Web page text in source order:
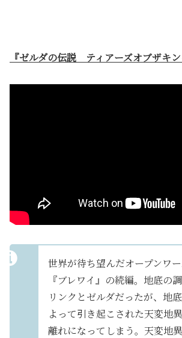
『ゼルダの伝説 ティアーズオブザキン
世界が待ち望んだオープンワー
『ブレワイ』の続編。地底の
リンクとゼルダだったが、地
よって引き起こされた天変地
離れになってしまう。天変地